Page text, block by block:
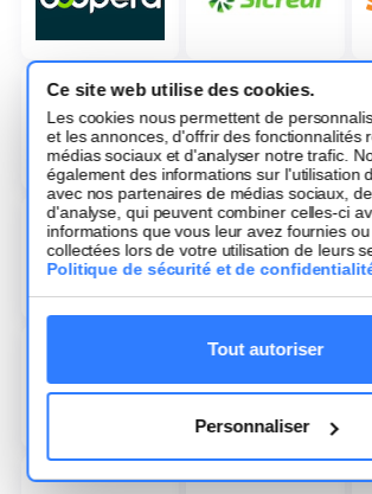
Ce site web utilise des cookies.
Les cookies nous permettent de
et les annonces, d'offrir des fonctionnalités
médias sociaux et d'analyser notre trafic.
également des informations sur l'utilisation
avec nos partenaires de médias sociaux,
d'analyse, qui peuvent combiner celles-ci
informations que vous leur avez fournies
collectées lors de votre utilisation de leurs
Politique de sécurité et de
Tout autoriser
Personnaliser